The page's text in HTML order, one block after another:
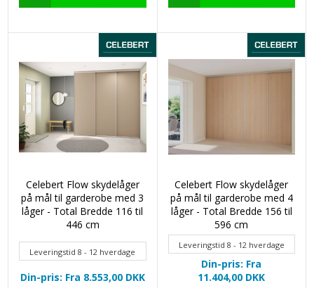
Celebert Flow skydelåger
på mål til garderobe med 3
låger - Total Bredde 116 til
446 cm
Leveringstid 8 - 12 hverdage
Din-pris: Fra 8.553,00 DKK
Celebert Flow skydelåger
på mål til garderobe med 4
låger - Total Bredde 156 til
596 cm
Leveringstid 8 - 12 hverdage
Din-pris: Fra
11.404,00 DKK